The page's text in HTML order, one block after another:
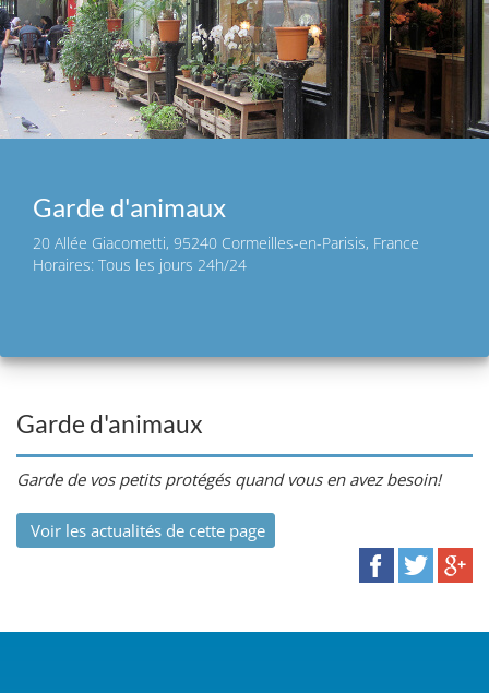
Garde d'animaux
20 Allée Giacometti, 95240 Cormeilles-en-Parisis, France
Horaires: Tous les jours 24h/24
Garde d'animaux
Garde de vos petits protégés quand vous en avez besoin!
Voir les actualités de cette page